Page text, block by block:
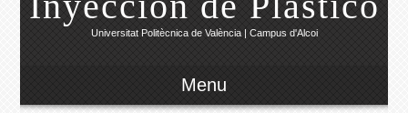
Universitat Politècnica de València | Campus d'Alcoi
Menu